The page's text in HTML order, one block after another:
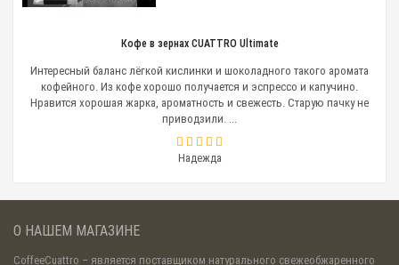
Кофе в зернах CUATTRO Ultimate
Интересный баланс лёгкой кислинки и шоколадного такого аромата
кофейного. Из кофе хорошо получается и эспрессо и капучино.
Нравится хорошая жарка, ароматность и свежесть. Старую пачку не
приводзили. ...
Надежда
О НАШЕМ МАГАЗИНЕ
CoffeeCuattro – является поставщиком натурального свежеобжаренного